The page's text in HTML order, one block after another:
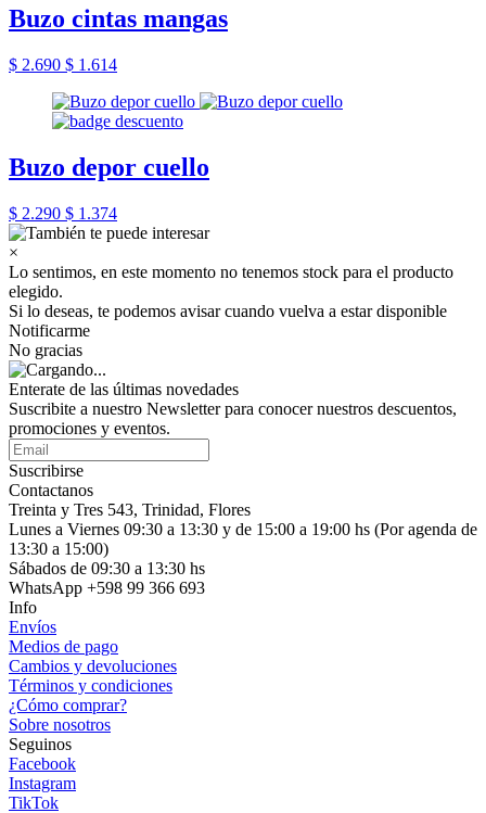
Buzo cintas mangas
$ 2.690 $ 1.614
Buzo depor cuello
$ 2.290 $ 1.374
×
Lo sentimos, en este momento no tenemos stock para el producto
elegido.
Si lo deseas, te podemos avisar cuando vuelva a estar disponible
Notificarme
No gracias
Enterate de las últimas novedades
Suscribite a nuestro Newsletter para conocer nuestros descuentos,
promociones y eventos.
Suscribirse
Contactanos
Treinta y Tres 543, Trinidad, Flores
Lunes a Viernes 09:30 a 13:30 y de 15:00 a 19:00 hs (Por agenda de
13:30 a 15:00)
Sábados de 09:30 a 13:30 hs
WhatsApp +598 99 366 693
Info
Envíos
Medios de pago
Cambios y devoluciones
Términos y condiciones
¿Cómo comprar?
Sobre nosotros
Seguinos
Facebook
Instagram
TikTok